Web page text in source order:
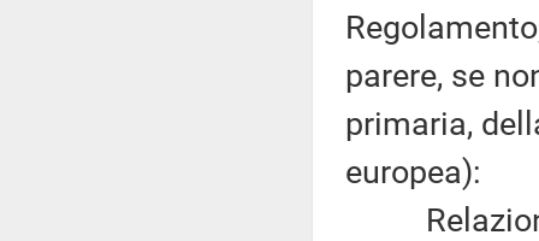
parere, se
primaria,
europea):
Relazione